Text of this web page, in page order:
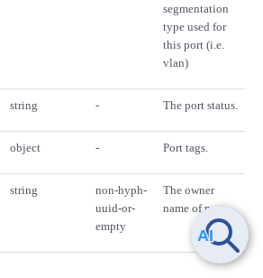
segmentation
type used for
this port (i.e.
vlan)
string - The port status.
object - Port tags.
string
non-hyph-
uuid-or-
empty
The owner
name of port.